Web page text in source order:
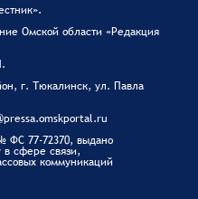
Омской области «Редакция
г. Тюкалинск, ул. Павла
ФС 77-72370, выдано
сфере связи,
коммуникаций